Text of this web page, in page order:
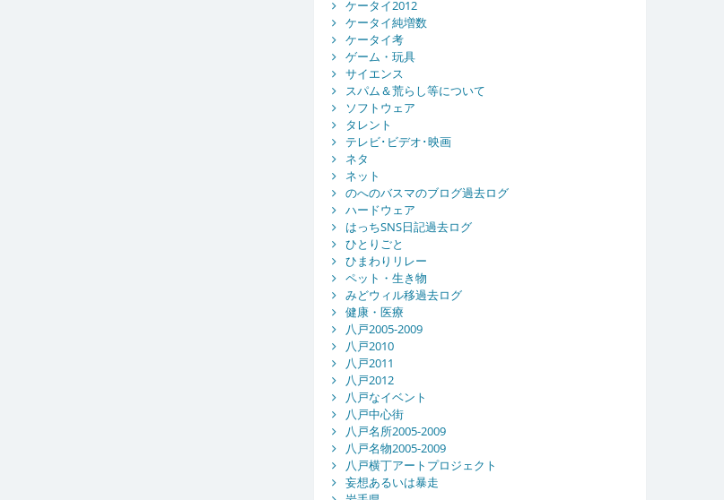
ケータイ2012
ケータイ純増数
ケータイ考
ゲーム・玩具
サイエンス
スパム＆荒らし等について
ソフトウェア
タレント
テレビ･ビデオ･映画
ネタ
ネット
のへのバスマのブログ過去ログ
ハードウェア
はっちSNS日記過去ログ
ひとりごと
ひまわりリレー
ペット・生き物
みどウィル移過去ログ
健康・医療
八戸2005-2009
八戸2010
八戸2011
八戸2012
八戸なイベント
八戸中心街
八戸名所2005-2009
八戸名物2005-2009
八戸横丁アートプロジェクト
妄想あるいは暴走